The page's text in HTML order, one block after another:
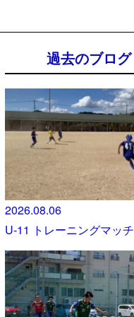
過去のブログ
2026.08.06
U-11 トレーニングマッチ